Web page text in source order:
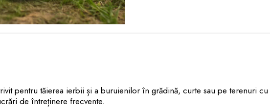
pentru tăierea ierbii și a buruienilor în grădină, curte sau pe terenuri
de întreținere frecvente.